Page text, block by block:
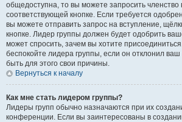
общедоступна, то вы можете запросить членство
соответствующей кнопке. Если требуется
вы можете отправить запрос на вступление,
кнопке. Лидер группы должен будет одобрить
может спросить, зачем вы хотите
беспокойте лидера группы, если он отклонил ваш
быть для этого свои причины.
Вернуться к началу
Как мне стать лидером группы?
Лидеры групп обычно назначаются при их
конференции. Если вы заинтересованы в